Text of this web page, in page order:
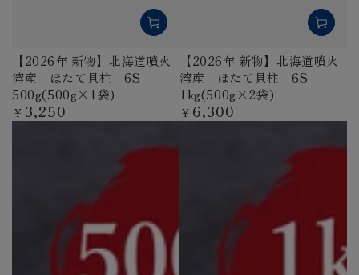
【2026年 新物】北海道噴火
湾産 ほたて貝柱 6S
500g(500g×1袋)
定
価
¥ 3,250
【2026年 新物】北海道噴火
湾産 ほたて貝柱 6S
1kg(500g×2袋)
定
価
¥ 6,300